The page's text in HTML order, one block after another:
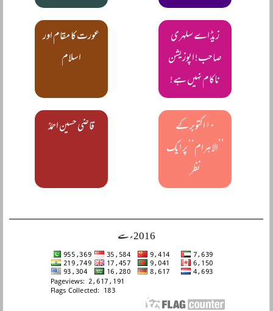
زیڈ اے سلہری
صاحب! اپوزیشن
ناکام نہیں ہے!
عورت کا مقام اور
اسلام
۱۰ اکتوبر کے
’’الاہرام‘‘ پر ایک
نظر
قاضی حسین احمدؒ
2016ء سے